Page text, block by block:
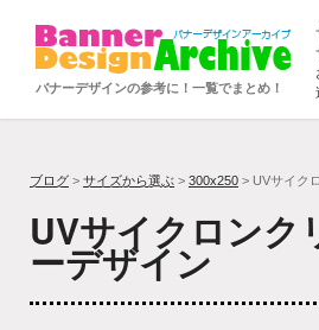
バナーデザインの参考に！一覧でまとめ！
ブログ > サイズから選ぶ > 300x250 > UVサイク
UVサイクロン
ーデザイン